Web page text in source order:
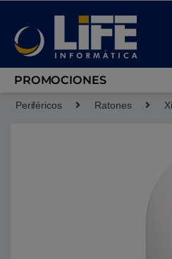
PROMOCIONES
Periféricos Ratones